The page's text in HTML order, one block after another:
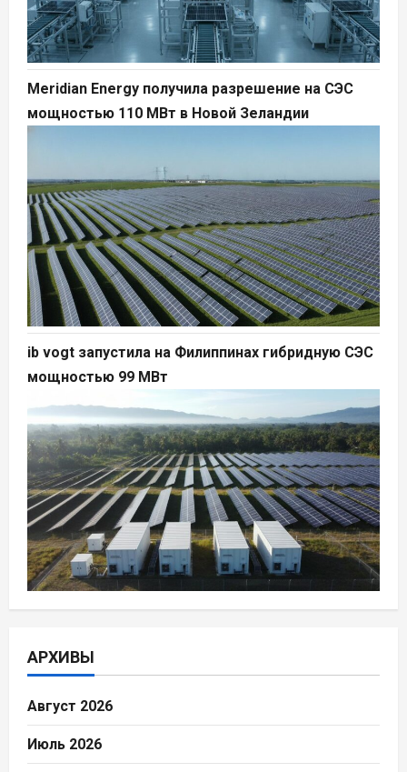
Meridian Energy получила разрешение на СЭС
мощностью 110 МВт в Новой Зеландии
ib vogt запустила на Филиппинах гибридную СЭС
мощностью 99 МВт
АРХИВЫ
Август 2026
Июль 2026